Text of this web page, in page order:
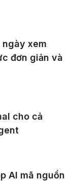
ngày xem
đơn giản và
cho cả
AI mã nguồn